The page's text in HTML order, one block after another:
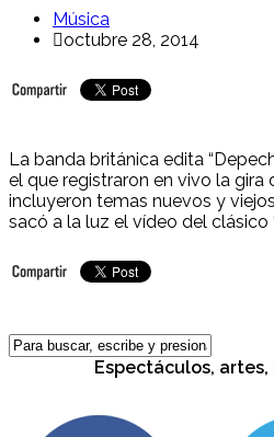
Música
octubre 28, 2014
La banda británica edita
el que registraron en vivo la gira
incluyeron temas nuevos y
sacó a la luz el vídeo del clásico
Espectáculos, artes,